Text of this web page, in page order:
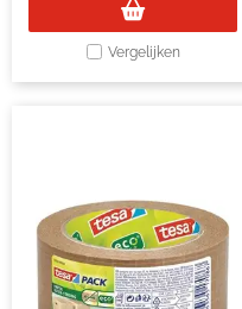
Vergelijken